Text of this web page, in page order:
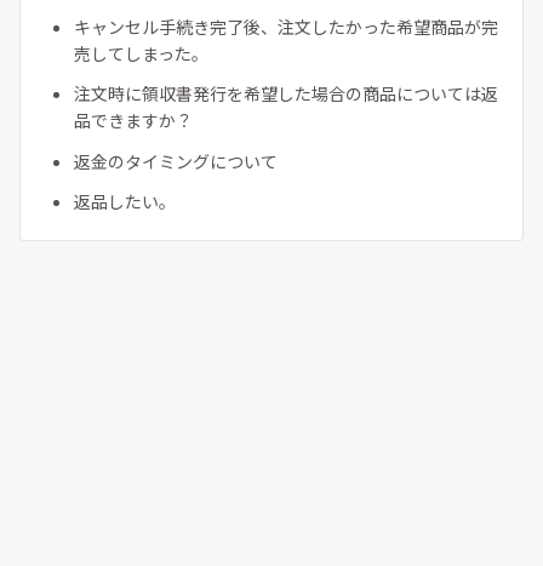
キャンセル手続き完了後、注文したかった希望商品が完
売してしまった。
注文時に領収書発行を希望した場合の商品については返
品できますか？
返金のタイミングについて
返品したい。